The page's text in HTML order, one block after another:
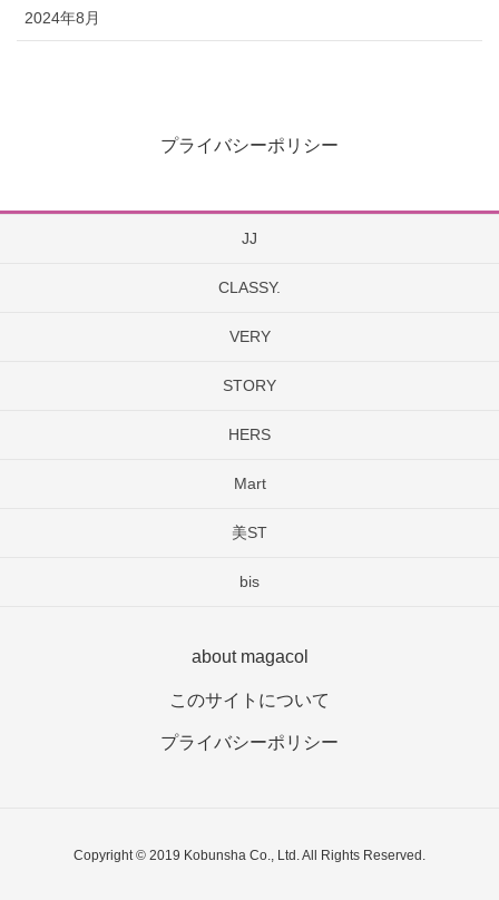
2024年8月
プライバシーポリシー
JJ
CLASSY.
VERY
STORY
HERS
Mart
美ST
bis
about magacol
このサイトについて
プライバシーポリシー
Copyright © 2019 Kobunsha Co., Ltd. All Rights Reserved.